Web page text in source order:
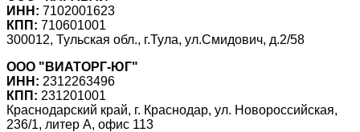
ИНН: 7102001623
КПП: 710601001
300012, Тульская обл., г.Тула, ул.Смидович, д.2/58
ООО "ВИАТОРГ-ЮГ"
ИНН: 2312263496
КПП: 231201001
Краснодарский край, г. Краснодар, ул. Новороссийская,
236/1, литер А, офис 113